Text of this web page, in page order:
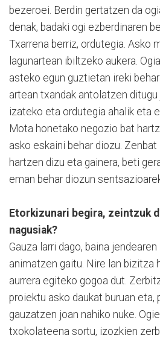
bezeroei. Berdin gertatzen da
denak, badaki ogi ezberdinaren
Txarrena berriz, ordutegia. Asko
lagunartean ibiltzeko aukera.
asteko egun guztietan ireki
artean txandak antolatzen ditugu
izateko eta ordutegia ahalik eta
Mota honetako negozio bat
asko eskaini behar diozu. Zenbat
hartzen dizu eta gainera, beti
eman behar diozun
Etorkizunari begira, zeintzuk
nagusiak?
Gauza larri dago, baina
animatzen gaitu. Nire lan bizitza
aurrera egiteko gogoa dut.
proiektu asko daukat buruan eta,
gauzatzen joan nahiko nuke.
txokolateena sortu, izozkien